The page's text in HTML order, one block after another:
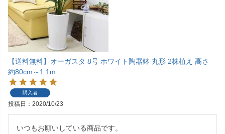
【送料無料】オーガスタ 8号 ホワイト陶器鉢 丸形 2株植え 高さ
約80cm～1.1m
購入者
投稿日 2020/10/23
いつもお願いしている商品です。